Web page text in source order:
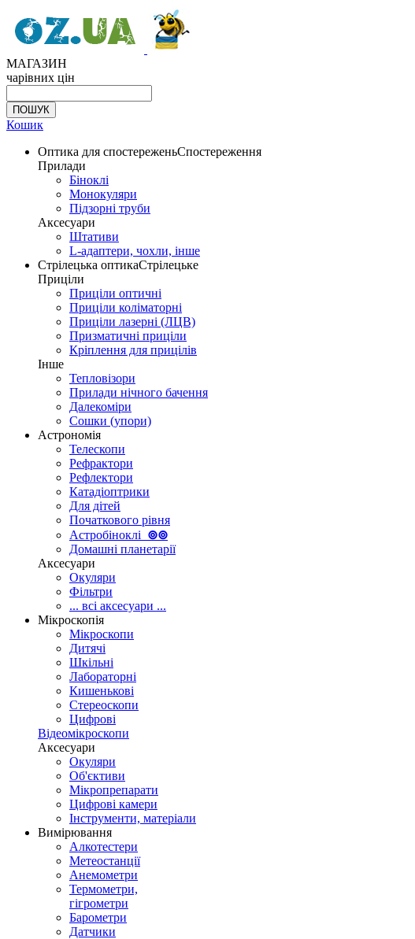
МАГАЗИН
чарівних цін
Кошик
Оптика для спостереженьСпостереження
Прилади
Біноклі
Монокуляри
Підзорні труби
Аксесуари
Штативи
L-адаптери, чохли, інше
Стрілецька оптикаСтрілецьке
Приціли
Приціли оптичні
Приціли коліматорні
Приціли лазерні (ЛЦВ)
Призматичні приціли
Кріплення для прицілів
Інше
Тепловізори
Прилади нічного бачення
Далекоміри
Сошки (упори)
Астрономія
Телескопи
Рефрактори
Рефлектори
Катадіоптрики
Для дітей
Початкового рівня
Астробіноклі ⊚⊚
Домашні планетарії
Аксесуари
Окуляри
Фільтри
... всі аксесуари ...
Мікроскопія
Мікроскопи
Дитячі
Шкільні
Лабораторні
Кишенькові
Стереоскопи
Цифрові
Відеомікроскопи
Аксесуари
Окуляри
Об'єктиви
Мікропрепарати
Цифрові камери
Інструменти, матеріали
Вимірювання
Алкотестери
Метеостанції
Анемометри
Термометри,
гігрометри
Барометри
Датчики